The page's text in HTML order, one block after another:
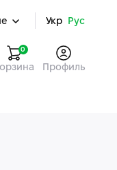
Укр Рус
0
Профиль